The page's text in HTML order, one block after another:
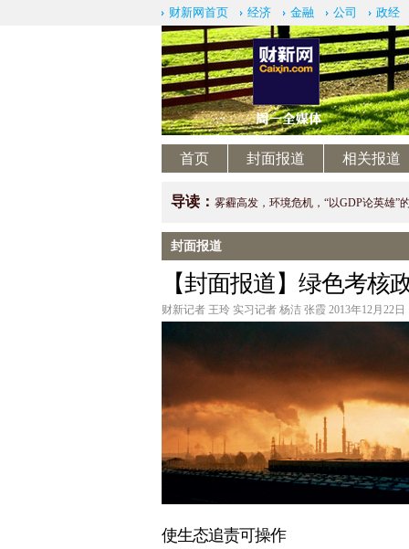
财新网首页 经济 金融 公司 政经
首页 封面报道 相关报道
导读： 雾霾高发，环境危机，“以GDP论英雄”
封面报道
【封面报道】绿色考核
财新记者 王玲 实习记者 杨洁 张霞 2013年12月22日
使生态追责可操作